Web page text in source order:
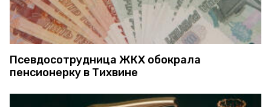
Псевдосотрудница ЖКХ обокрала
пенсионерку в Тихвине